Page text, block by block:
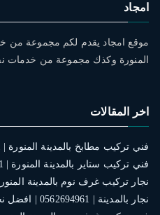
امجاد
موقع امجاد يقدم لكم مجموعة من
المنورة وكذك مجموعة من خدمات
اخر المقالات
فني تركيب مطابخ بالمدينة المنورة | 0562694961 | فك وتركيب المطابخ
فني تركيب ستاير بالمدينة المنورة | 0562694961 | افضل نجار
نجار تركيب غرف نوم بالمدينة المنورة | 0562694961 | افضل
نجار بالمدينة | 0562694961 | افضل نجار فك وتركيب وصيانة